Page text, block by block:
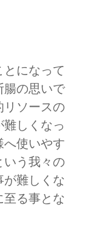
になって
腸の思いで
ソースの
しくなっ
使いやす
いう我々の
難しくな
る事とな